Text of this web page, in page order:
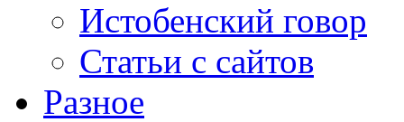
Истобенский говор
Статьи с сайтов
Разное